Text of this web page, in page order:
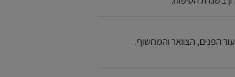
הפנים, הצוואר והמחשוף.